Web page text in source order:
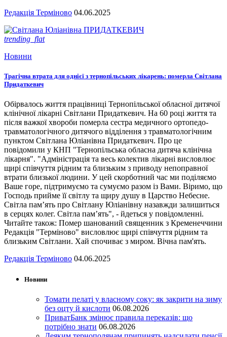
Редакція Терміново 04.06.2025
trending_flat
Новини
Трагічна втрата для однієї з тернопільських лікарень: померла Світлана
Придаткевич
Обірвалось життя працівниці Тернопільської обласної дитячої
клінічної лікарні Світлани Придаткевич. На 60 році життя та
після важкої хвороби померла сестра медичного ортопедо-
травматологічного дитячого відділення з травматологічним
пунктом Світлана Юліанівна Придаткевич. Про це
повідомили у КНП "Тернопільська обласна дитяча клінічна
лікарня". "Адміністрація та весь колектив лікарні висловлює
щирі співчуття рідним та близьким з приводу непоправної
втрати близької людини. У цей скорботний час ми поділяємо
Ваше горе, підтримуємо та сумуємо разом із Вами. Віримо, що
Господь прийме її світлу та щиру душу в Царство Небесне.
Світла пам’ять про Світлану Юліанівну назавжди залишиться
в серцях колег. Світла пам’ять", - йдеться у повідомленні.
Читайте також: Помер шанований священник з Кременеччини
Редакція "Терміново" висловлює щирі співчуття рідним та
близьким Світлани. Хай спочиває з миром. Вічна пам'ять.
Редакція Терміново 04.06.2025
Новини
Томати пелаті у власному соку: як закрити на зиму
без оцту й кислоти 06.08.2026
ПриватБанк змінює правила переказів: що
потрібно знати 06.08.2026